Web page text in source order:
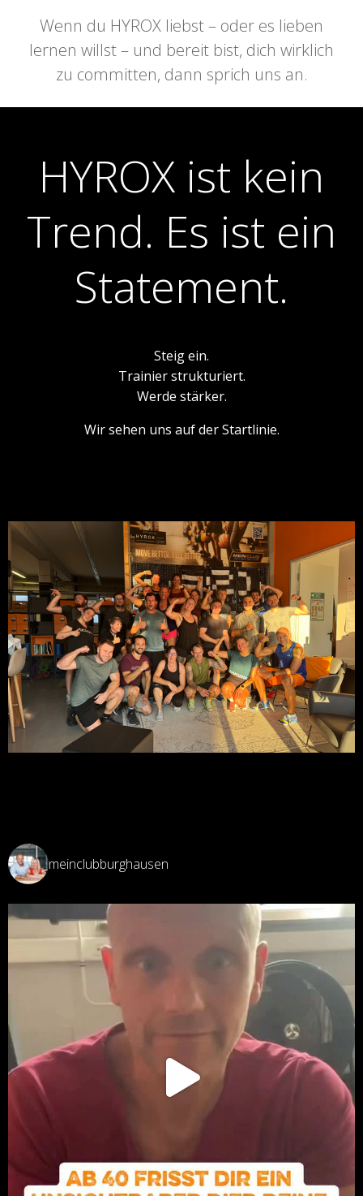
Wenn du HYROX liebst – oder es lieben
lernen willst – und bereit bist, dich wirklich
zu committen, dann sprich uns an.
HYROX ist kein
Trend. Es ist ein
Statement.
Steig ein.
Trainier strukturiert.
Werde stärker.
Wir sehen uns auf der Startlinie.
meinclubburghausen